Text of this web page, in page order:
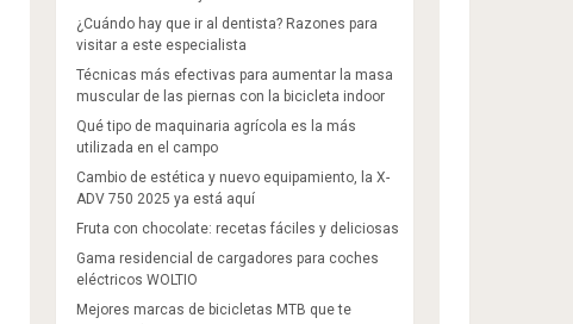
¿Cuándo hay que ir al dentista? Razones para
visitar a este especialista
Técnicas más efectivas para aumentar la masa
muscular de las piernas con la bicicleta indoor
Qué tipo de maquinaria agrícola es la más
utilizada en el campo
Cambio de estética y nuevo equipamiento, la X-
ADV 750 2025 ya está aquí
Fruta con chocolate: recetas fáciles y deliciosas
Gama residencial de cargadores para coches
eléctricos WOLTIO
Mejores marcas de bicicletas MTB que te